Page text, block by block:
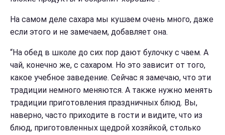
На самом деле сахара мы кушаем очень много, даже
если этого и не замечаем, добавляет она.
“На обед в школе до сих пор дают булочку с чаем. А
чай, конечно же, с сахаром. Но это зависит от того,
какое учебное заведение. Сейчас я замечаю, что эти
традиции немного меняются. А также нужно менять
традиции приготовления праздничных блюд. Вы,
наверно, часто приходите в гости и видите, что из
блюд, приготовленных щедрой хозяйкой, столько